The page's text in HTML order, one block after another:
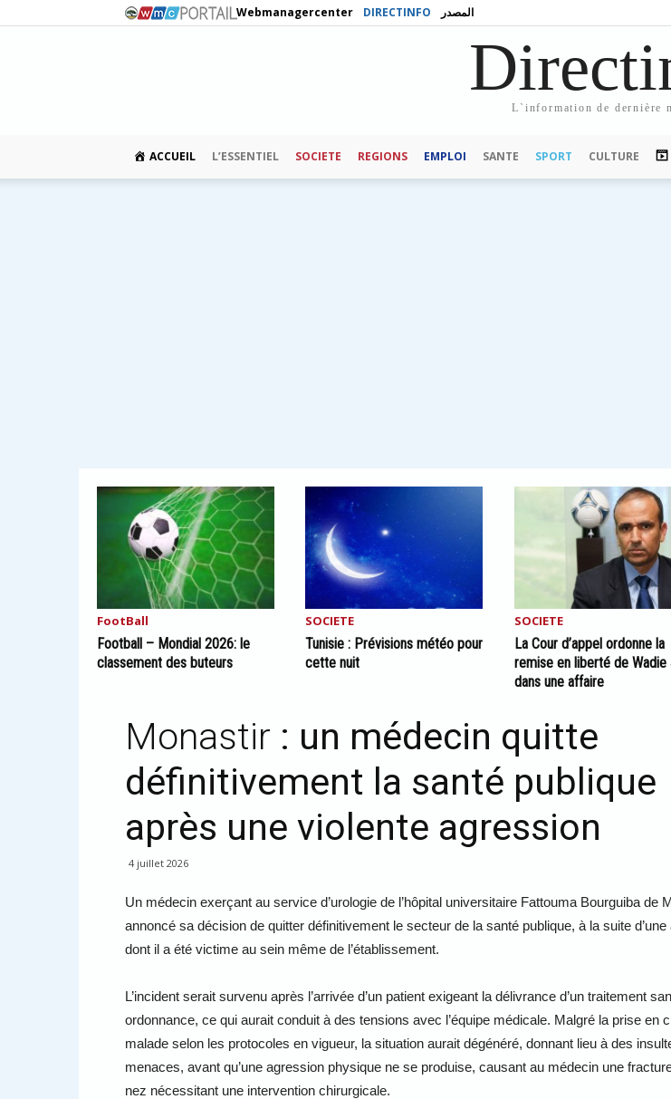
Webmanagercenter DIRECTINFO المصدر
L`information de dernière
ACCUEIL L’ESSENTIEL SOCIETE REGIONS EMPLOI SANTE SPORT CULTURE
FootBall
Football – Mondial 2026: le
classement des buteurs
SOCIETE
Tunisie : Prévisions météo pour
cette nuit
SOCIETE
La Cour d’appel ordonne la
remise en liberté de Wadie
dans une affaire
Monastir : un médecin quitte
définitivement la santé publique
après une violente agression
4 juillet 2026
Un médecin exerçant au service d’urologie de l’hôpital universitaire Fattouma Bourguiba de
annoncé sa décision de quitter définitivement le secteur de la santé publique, à la suite
dont il a été victime au sein même de l’établissement.
L’incident serait survenu après l’arrivée d’un patient exigeant la délivrance d’un traitement
ordonnance, ce qui aurait conduit à des tensions avec l’équipe médicale. Malgré la prise en
malade selon les protocoles en vigueur, la situation aurait dégénéré, donnant lieu à des
menaces, avant qu’une agression physique ne se produise, causant au médecin une
nez nécessitant une intervention chirurgicale.